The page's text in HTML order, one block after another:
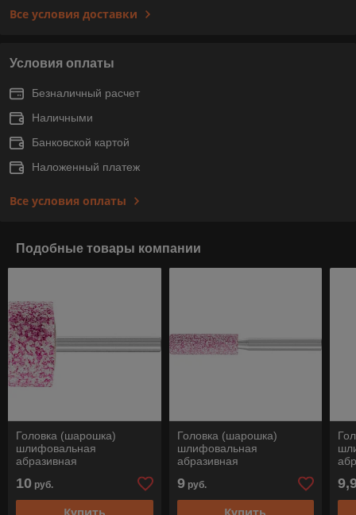
Все условия доставки
Условия оплаты
Безналичный расчет
Наличными
Банковской картой
Наложенный платеж
Все условия оплаты
Подобные товары компании
Головка (шарошка)
шлифовальная
абразивная
цилиндрическая (форма
AW), ZY 3216/6 ADW 24
M5V STEEL, Pferd
10 руб.
Головка (шарошка)
шлифовальная
абразивная
цилиндрическая (форма
AW), ZY 1032/6 ADW 46
M5V STEEL, Pferd
9руб.